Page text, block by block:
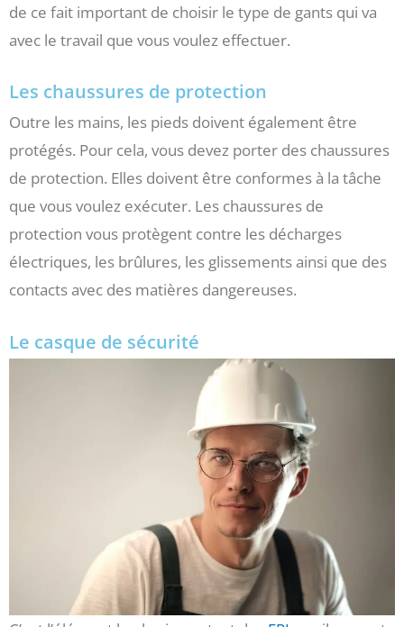
de ce fait important de choisir le type de gants qui va
avec le travail que vous voulez effectuer.
Les chaussures de protection
Outre les mains, les pieds doivent également être
protégés. Pour cela, vous devez porter des chaussures
de protection. Elles doivent être conformes à la tâche
que vous voulez exécuter. Les chaussures de
protection vous protègent contre les décharges
électriques, les brûlures, les glissements ainsi que des
contacts avec des matières dangereuses.
Le casque de sécurité